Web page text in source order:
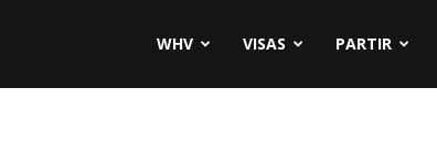
WHV VISAS PARTIR